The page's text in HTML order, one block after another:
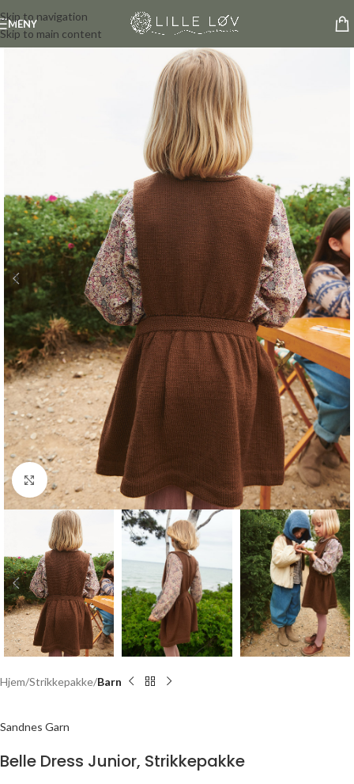
Skip to navigation
Skip to main content
MENY
Click to enlarge
Hjem Strikkepakke Barn
Sandnes Garn
Belle Dress Junior, Strikkepakke